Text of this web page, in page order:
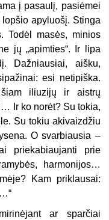
į pasaulį, pasiėmei
lopšio apyluošį. Stinga
Todėl masės, minios
jų „apimties“. Ir lipa
Dažniausiai, aišku,
esi netipiška.
iliuzijų ir aistrų
Ir ko norėt? Su tokia,
Su tokiu akivaizdžiu
O svarbiausia –
priekabiaujanti prie
harmonijos…
Kam priklausai:
ar sparčiai